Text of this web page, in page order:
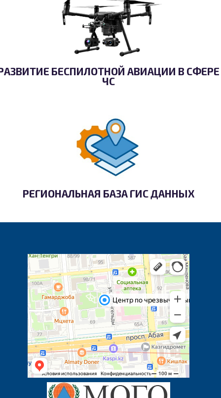
БЕСПИЛОТНОЙ АВИАЦИИ В СФЕРЕ
ЧС
РЕГИОНАЛЬНАЯ БАЗА ГИС ДАННЫХ